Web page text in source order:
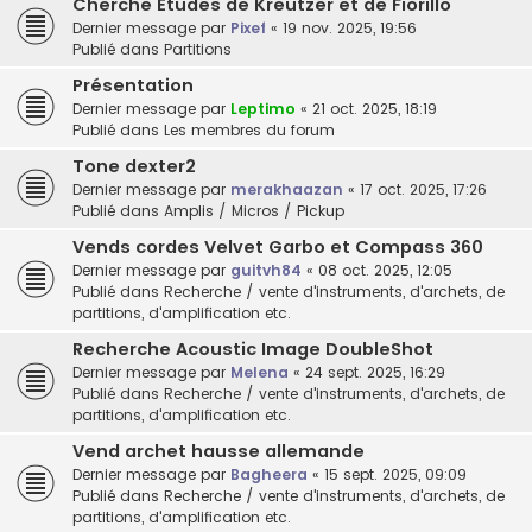
Cherche Etudes de Kreutzer et de Fiorillo
Dernier message par Pixef « 19 nov. 2025, 19:56
Publié dans Partitions
Présentation
Dernier message par Leptimo « 21 oct. 2025, 18:19
Publié dans Les membres du forum
Tone dexter2
Dernier message par merakhaazan « 17 oct. 2025, 17:26
Publié dans Amplis / Micros / Pickup
Vends cordes Velvet Garbo et Compass 360
Dernier message par guitvh84 « 08 oct. 2025, 12:05
Publié dans Recherche / vente d'instruments, d'archets, de
partitions, d'amplification etc.
Recherche Acoustic Image DoubleShot
Dernier message par Melena « 24 sept. 2025, 16:29
Publié dans Recherche / vente d'instruments, d'archets, de
partitions, d'amplification etc.
Vend archet hausse allemande
Dernier message par Bagheera « 15 sept. 2025, 09:09
Publié dans Recherche / vente d'instruments, d'archets, de
partitions, d'amplification etc.